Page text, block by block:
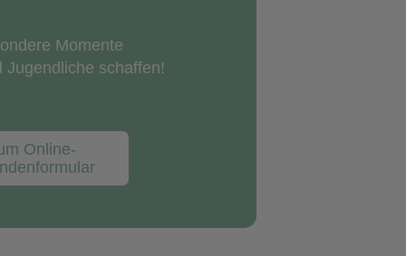
Momente
Jugendliche schaffen!
Online-